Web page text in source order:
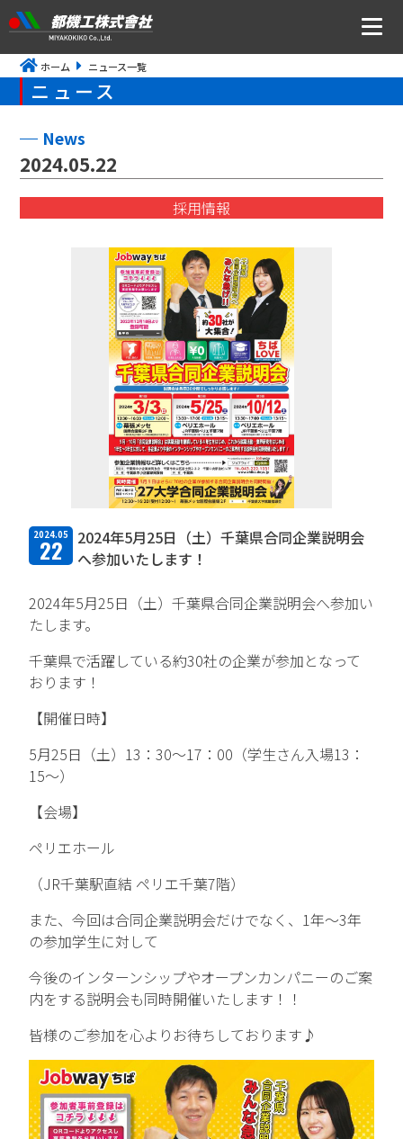
ニュース
トップメッセージ・社是・経営理念
事業所アクセス
CSR・ISOの取り組みについて
取扱商品・メーカー
取扱メーカー一覧
採用情報
人と仕事を知る
社風を知る
制度を知る
新卒エントリー
中途エントリー
ホーム ニュース一覧
ニュース
News
2024.05.22
採用情報
2024.05
22
2024年5月25日（土）千葉県合同企業説明会
へ参加いたします！
2024年5月25日（土）千葉県合同企業説明会へ参加い
たします。
千葉県で活躍している約30社の企業が参加となって
おります！
【開催日時】
5月25日（土）13：30～17：00（学生さん入場13：
15～）
【会場】
ペリエホール
（JR千葉駅直結 ペリエ千葉7階）
また、今回は合同企業説明会だけでなく、1年～3年
の参加学生に対して
今後のインターンシップやオープンカンパニーのご案
内をする説明会も同時開催いたします！！
皆様のご参加を心よりお待ちしております♪